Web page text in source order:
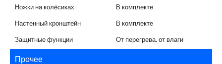
Ножки на колёсиках В комплекте
Настенный кронштейн В комплекте
Защитные функции От перегрева, от влаги
Прочее